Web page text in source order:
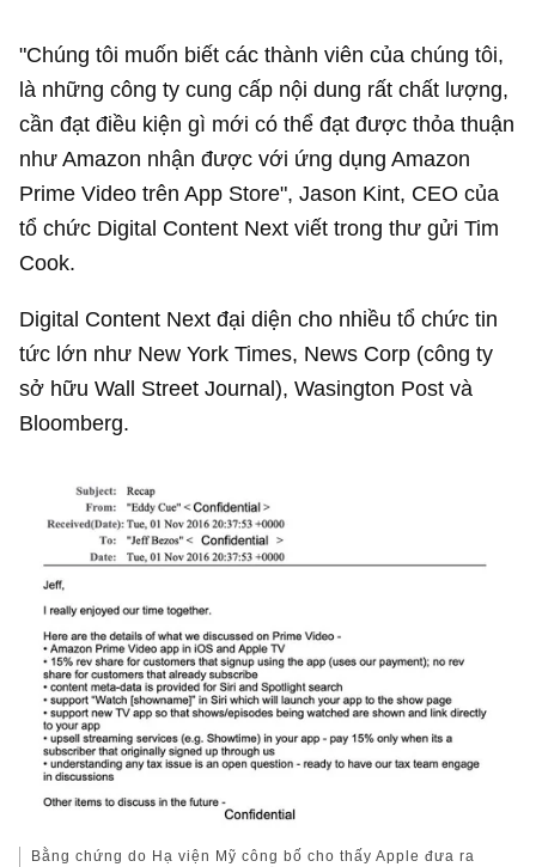
"Chúng tôi muốn biết các thành viên của chúng tôi,
là những công ty cung cấp nội dung rất chất lượng,
cần đạt điều kiện gì mới có thể đạt được thỏa thuận
như Amazon nhận được với ứng dụng Amazon
Prime Video trên App Store", Jason Kint, CEO của
tổ chức Digital Content Next viết trong thư gửi Tim
Cook.
Digital Content Next đại diện cho nhiều tổ chức tin
tức lớn như New York Times, News Corp (công ty
sở hữu Wall Street Journal), Wasington Post và
Bloomberg.
Bằng chứng do Hạ viện Mỹ công bố cho thấy Apple đưa ra